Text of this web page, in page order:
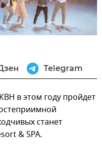
Telegram
в этом году пройдет
станет
& SPA.